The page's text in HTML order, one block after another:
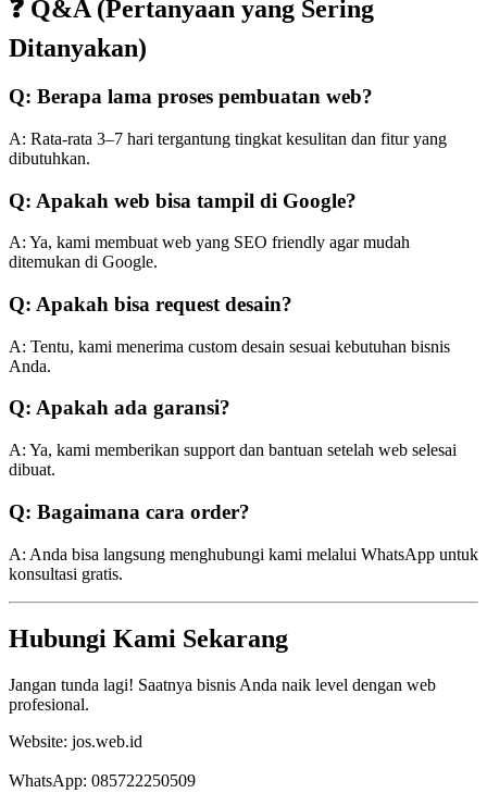
❓ Q&A (Pertanyaan yang Sering
Ditanyakan)
Q: Berapa lama proses pembuatan web?
A: Rata-rata 3–7 hari tergantung tingkat kesulitan dan fitur yang
dibutuhkan.
Q: Apakah web bisa tampil di Google?
A: Ya, kami membuat web yang SEO friendly agar mudah
ditemukan di Google.
Q: Apakah bisa request desain?
A: Tentu, kami menerima custom desain sesuai kebutuhan bisnis
Anda.
Q: Apakah ada garansi?
A: Ya, kami memberikan support dan bantuan setelah web selesai
dibuat.
Q: Bagaimana cara order?
A: Anda bisa langsung menghubungi kami melalui WhatsApp untuk
konsultasi gratis.
Hubungi Kami Sekarang
Jangan tunda lagi! Saatnya bisnis Anda naik level dengan web
profesional.
Website: jos.web.id
WhatsApp: 085722250509